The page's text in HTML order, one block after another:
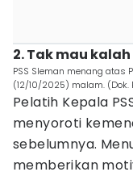
2. Tak mau
PSS Sleman menang atas
(12/10/2025) malam. (Dok.
Pelatih Kepala
menyoroti
sebelumnya.
memberikan